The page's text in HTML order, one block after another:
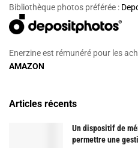
Bibliothèque photos préférée :
Enerzine est rémunéré pour les
AMAZON
Articles récents
Un dispositif de
permettre une